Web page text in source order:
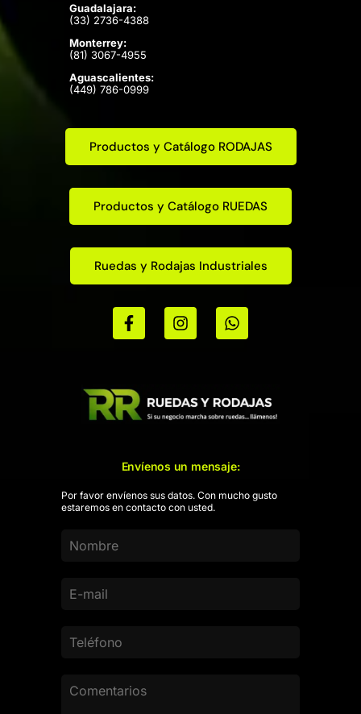
Guadalajara:
(33) 2736-4388
Monterrey:
(81) 3067-4955
Aguascalientes:
(449) 786-0999
Productos y Catálogo RODAJAS
Productos y Catálogo RUEDAS
Ruedas y Rodajas Industriales
Envíenos un mensaje:
Por favor envíenos sus datos. Con mucho gusto
estaremos en contacto con usted.